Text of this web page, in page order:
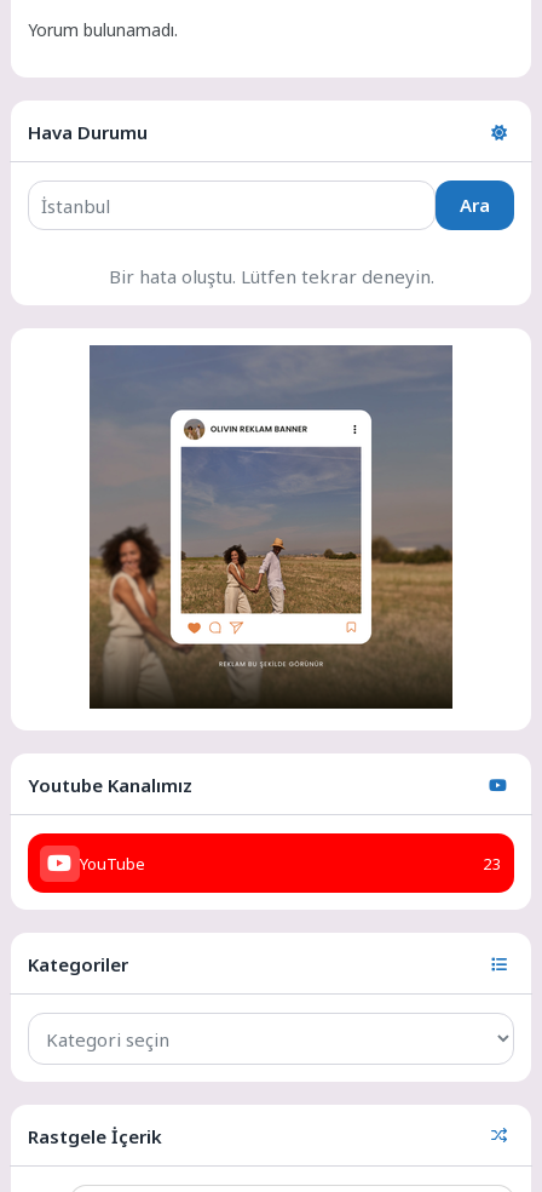
Yorum bulunamadı.
Hava Durumu
Ara
Bir hata oluştu. Lütfen tekrar deneyin.
Youtube Kanalımız
YouTube 23
Kategoriler
Rastgele İçerik